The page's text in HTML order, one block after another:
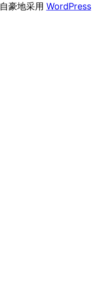
自豪地采用 WordPress